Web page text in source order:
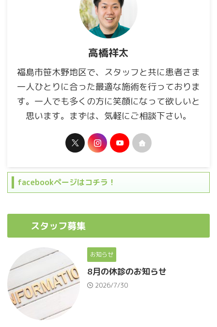
高橋祥太
福島市笹木野地区で、スタッフと共に患者さま
一人ひとりに合った最適な施術を行っておりま
す。一人でも多くの方に笑顔になって欲しいと
思います。まずは、気軽にご相談下さい。
facebookページはコチラ！
スタッフ募集
お知らせ
8月の休診のお知らせ
2026/7/30